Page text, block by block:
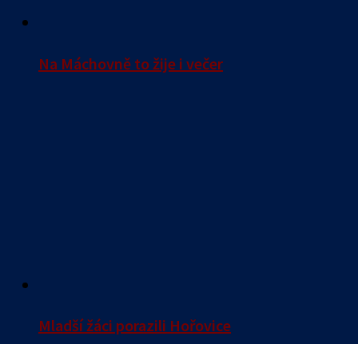
Na Máchovně to žije i večer
Mladší žáci porazili Hořovice